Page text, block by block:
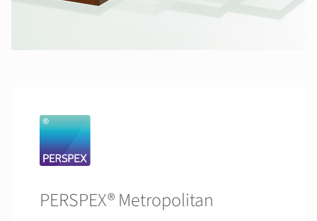
PERSPEX® Metropolitan